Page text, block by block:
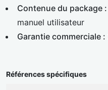
Contenue du package :
manuel utilisateur
Garantie commerciale :
Références spécifiques